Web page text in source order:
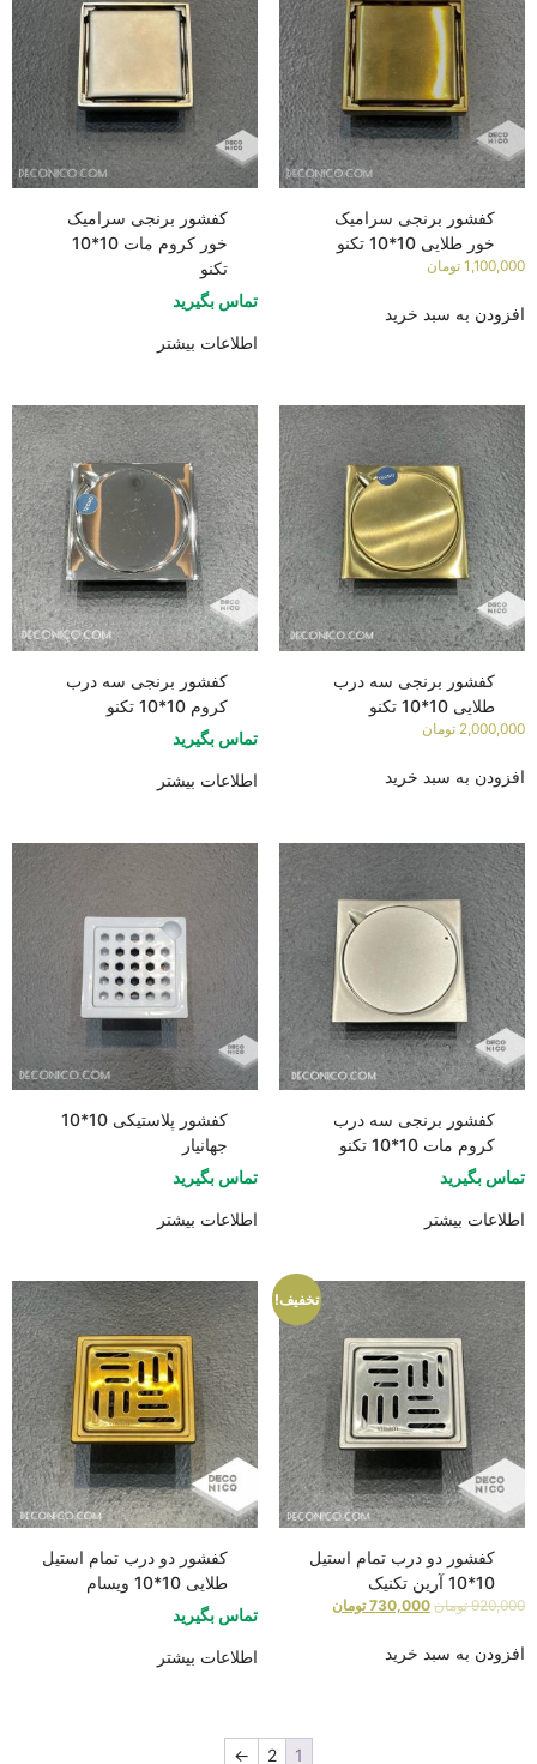
کفشور برنجی سرامیک
خور طلایی 10*10 تکنو
1,100,000 تومان
افزودن به سبد خرید
کفشور برنجی سرامیک
خور کروم مات 10*10
تکنو
تماس بگیرید
اطلاعات بیشتر
کفشور برنجی سه درب
طلایی 10*10 تکنو
2,000,000 تومان
افزودن به سبد خرید
کفشور برنجی سه درب
کروم 10*10 تکنو
تماس بگیرید
اطلاعات بیشتر
کفشور برنجی سه درب
کروم مات 10*10 تکنو
تماس بگیرید
اطلاعات بیشتر
کفشور پلاستیکی 10*10
جهانیار
تماس بگیرید
اطلاعات بیشتر
تخفیف!
کفشور دو درب تمام استیل
10*10 آرین تکنیک
920,000 تومان 730,000 تومان
افزودن به سبد خرید
کفشور دو درب تمام استیل
طلایی 10*10 ویسام
تماس بگیرید
اطلاعات بیشتر
1
2
←